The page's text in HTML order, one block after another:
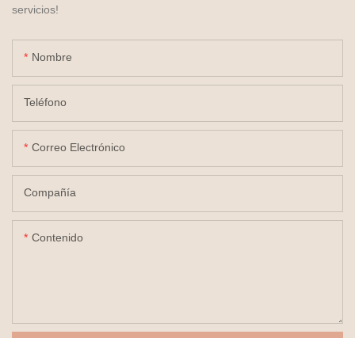
servicios!
Nombre
Teléfono
Correo Electrónico
Compañía
Contenido